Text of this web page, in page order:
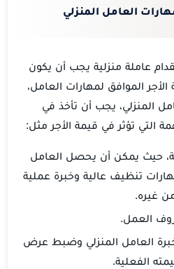
العامل المنزلي
عاملة منزلية يجب أن يكون
الموافق لمهارات العامل،
المنزلي، يجب أن تأخذ في
التي تؤثر في قيمة الأجر مثل:
حيث يمكن أن يحصل العامل
تنظيف عالية وخبرة عملية
غيره.
العمل.
العامل المنزلي وضبط عرض
الفعلية.